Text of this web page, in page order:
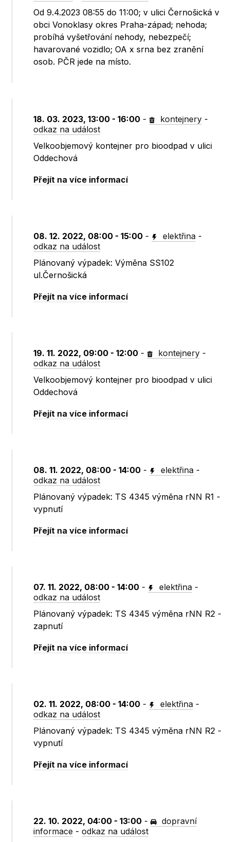
Od 9.4.2023 08:55 do 11:00; v ulici Černošická v
obci Vonoklasy okres Praha-západ; nehoda;
probíhá vyšetřování nehody, nebezpečí;
havarované vozidlo; OA x srna bez zranění
osob. PČR jede na místo.
18. 03. 2023, 13:00 - 16:00 - kontejnery -
odkaz na událost
Velkoobjemový kontejner pro bioodpad v ulici
Oddechová
Přejít na více informací
08. 12. 2022, 08:00 - 15:00 - elektřina -
odkaz na událost
Plánovaný výpadek: Výměna SS102
ul.Černošická
Přejít na více informací
19. 11. 2022, 09:00 - 12:00 - kontejnery -
odkaz na událost
Velkoobjemový kontejner pro bioodpad v ulici
Oddechová
Přejít na více informací
08. 11. 2022, 08:00 - 14:00 - elektřina -
odkaz na událost
Plánovaný výpadek: TS 4345 výměna rNN R1 -
vypnutí
Přejít na více informací
07. 11. 2022, 08:00 - 14:00 - elektřina -
odkaz na událost
Plánovaný výpadek: TS 4345 výměna rNN R2 -
zapnutí
Přejít na více informací
02. 11. 2022, 08:00 - 14:00 - elektřina -
odkaz na událost
Plánovaný výpadek: TS 4345 výměna rNN R2 -
vypnutí
Přejít na více informací
22. 10. 2022, 04:00 - 13:00 -
dopravní
informace -odkaz na událost